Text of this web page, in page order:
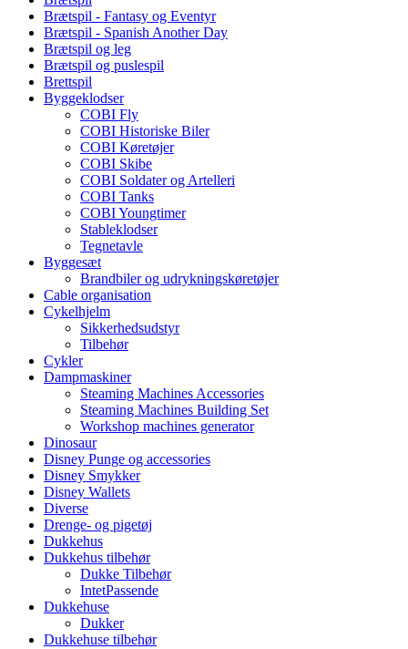
Brætspil - Fantasy og Eventyr
Brætspil - Spanish Another Day
Brætspil og leg
Brætspil og puslespil
Brettspil
Byggeklodser
COBI Fly
COBI Historiske Biler
COBI Køretøjer
COBI Skibe
COBI Soldater og Artelleri
COBI Tanks
COBI Youngtimer
Stableklodser
Tegnetavle
Byggesæt
Brandbiler og udrykningskøretøjer
Cable organisation
Cykelhjelm
Sikkerhedsudstyr
Tilbehør
Cykler
Dampmaskiner
Steaming Machines Accessories
Steaming Machines Building Set
Workshop machines generator
Dinosaur
Disney Punge og accessories
Disney Smykker
Disney Wallets
Diverse
Drenge- og pigetøj
Dukkehus
Dukkehus tilbehør
Dukke Tilbehør
IntetPassende
Dukkehuse
Dukker
Dukkehuse tilbehør